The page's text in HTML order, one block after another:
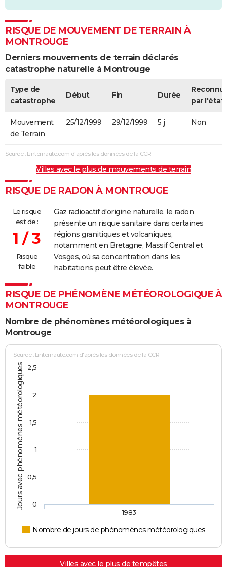
RISQUE DE MOUVEMENT DE TERRAIN À
MONTROUGE
Derniers mouvements de terrain déclarés
catastrophe naturelle à Montrouge
Type de
catastrophe
Début Fin Durée
par l'état
Mouvement
de Terrain
25/12/1999 29/12/1999 5 j Non
Source : Linternaute.com d'après les données de la CCR
Villes avec le plus de mouvements de terrain
RISQUE DE RADON À MONTROUGE
Le risque
est de :
1 / 3
Risque
faible
Gaz radioactif d'origine naturelle, le radon
présente un risque sanitaire dans certaines
régions granitiques et volcaniques,
notamment en Bretagne, Massif Central et
Vosges, où sa concentration dans les
habitations peut être élevée.
RISQUE DE PHÉNOMÈNE MÉTÉOROLOGIQUE À
MONTROUGE
Nombre de phénomènes météorologiques à
Montrouge
Jours avec phénomènes météorologiques
Source : Linternaute.com d'après les données de la CCR
Nombre de jours de phénomènes météorologiques
1983
0
0,5
1
1,5
2
2,5
Villes avec le plus de tempêtes